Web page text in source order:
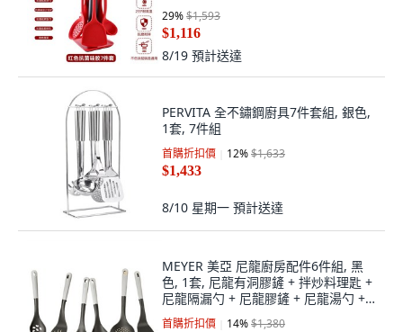
29%$1,593
$1,116
8/19 預計送達
PERVITA 全不鏽鋼廚具7件套組, 銀色,
1套, 7件組
首購折扣價 12%$1,633
$1,433
8/10 星期一 預計送達
MEYER 美亞 尼龍廚房配件6件組, 黑
色, 1套, 尼龍有洞膠鏟 + 拌炒料理匙 +
尼龍隔漏勺 + 尼龍膠鏟 + 尼龍湯勺 +
拌炒料理漏匙
首購折扣價 14%$1,380